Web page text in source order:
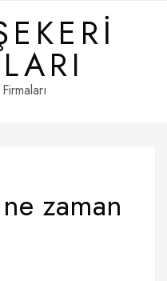
zaman